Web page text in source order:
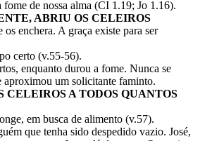
de nossa alma (CI 1.19; Jo 1.16).
ABRIU OS CELEIROS
os enchera. A graça existe para ser
certo (v.55-56).
enquanto durou a fome. Nunca se
aproximou um solicitante faminto.
CELEIROS A TODOS QUANTOS
em busca de alimento (v.57).
que tenha sido despedido vazio. José,